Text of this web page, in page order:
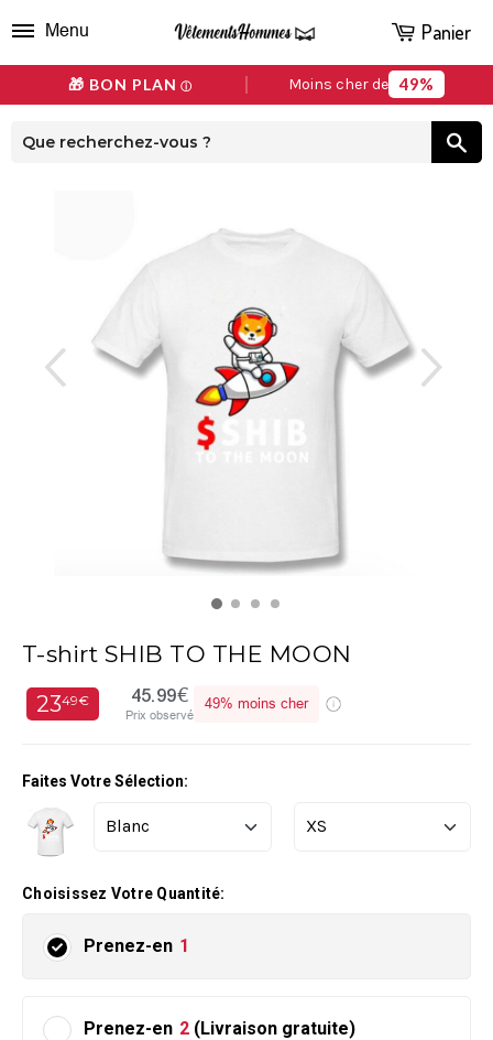
🎁 BON PLAN ⓘ Moins cher de 49%
Menu Panier
T-shirt SHIB TO THE MOON
2349€ 45.99€
Prix observé
49% moins cher
Faites Votre Sélection:
Choisissez Votre Quantité:
Prenez-en 1
Prenez-en 2 (Livraison gratuite)